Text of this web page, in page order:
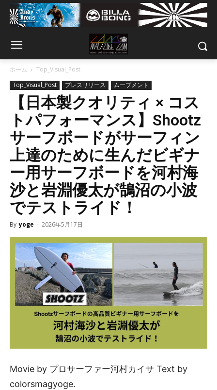
ホーム
Top_Visual_Post
Top_Visual_Post
プレスリリース ムーブメント
【日本製クオリティ × コス
トパフォーマンス】Shootz
サーフボードがサーフィン
上達のために生んだビギナ
ー用サーフボードを河村海
沙と岩淵優太が鵠沼の小波
でテストライド！
By yoge - 2026年5月17日
Movie by プロサーファー河村カイサ Text by
colorsmagyoge.